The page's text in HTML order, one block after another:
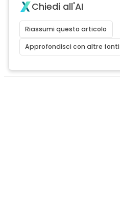
Chiedi all'AI
Riassumi questo articolo
Approfondisci con altre fonti